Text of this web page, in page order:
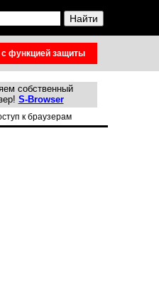
собственный
S-Browser
к браузерам
функцией защиты